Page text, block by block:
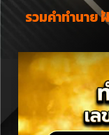
รวมคำทำนาย